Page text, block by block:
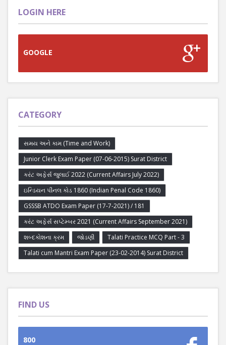
LOGIN HERE
GOOGLE
CATEGORY
સમય અને કામ (Time and Work)
Junior Clerk Exam Paper (07-06-2015) Surat District
કરંટ અફેર્સ જુલાઈ 2022 (Current Affairs July 2022)
ઇન્ડિયન પીનલ કોડ 1860 (Indian Penal Code 1860)
GSSSB ATDO Exam Paper (17-7-2021) / 181
કરંટ અફેર્સ સપ્ટેમ્બર 2021 (Current Affairs September 2021)
શબ્દકોશના ક્રમ
જોડણી
Talati Practice MCQ Part - 3
Talati cum Mantri Exam Paper (23-02-2014) Surat District
FIND US
800